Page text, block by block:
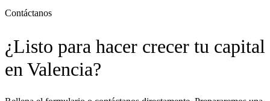
Contáctanos
¿Listo para hacer crecer tu capital
en Valencia?